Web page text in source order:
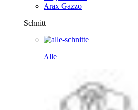
Arax Gazzo
Schnitt
Alle